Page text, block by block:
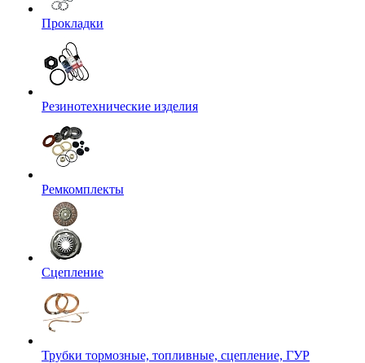
Прокладки
Резинотехнические изделия
Ремкомплекты
Сцепление
Трубки тормозные, топливные, сцепление, ГУР